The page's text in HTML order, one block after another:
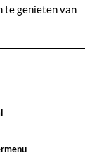
te genieten van